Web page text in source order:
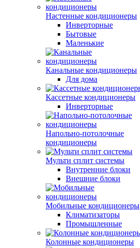
Настенные кондиционеры
Инверторные
Бытовые
Маленькие
Канальные кондиционеры
Для дома
Кассетные кондиционеры
Инверторные
Напольно-потолочные
кондиционеры
Мульти сплит системы
Внутренние блоки
Внешние блоки
Мобильные кондиционеры
Климатизаторы
Промышленные
Колонные кондиционеры